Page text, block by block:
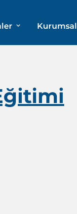
Kurumsal